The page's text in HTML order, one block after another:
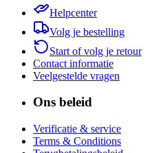
Helpcenter
Volg je bestelling
Start of volg je retour
Contact informatie
Veelgestelde vragen
Ons beleid
Verificatie & service
Terms & Conditions